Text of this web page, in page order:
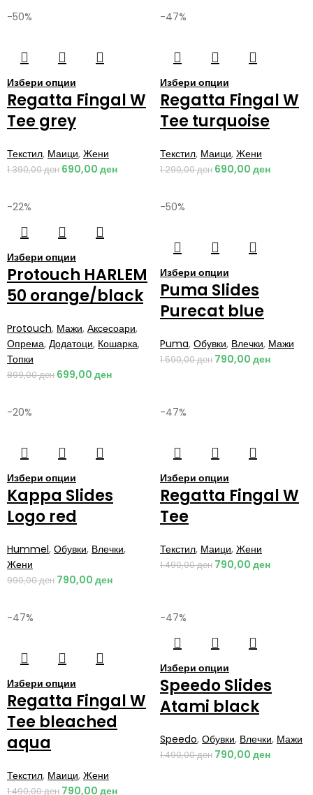
-50%
Избери опции
Regatta Fingal W
Tee grey
Текстил, Маици, Жени
1.390,00ден 690,00 ден
-47%
Избери опции
Regatta Fingal W
Tee turquoise
Текстил, Маици, Жени
1.290,00ден 690,00 ден
-22%
Избери опции
Protouch HARLEM
50 orange/black
Protouch, Мажи, Аксесоари,
Опрема, Додатоци, Кошарка,
Топки
899,00ден 699,00 ден
-50%
Избери опции
Puma Slides
Purecat blue
Puma, Обувки, Влечки, Мажи
1.590,00ден 790,00 ден
-20%
Избери опции
Kappa Slides
Logo red
Hummel, Обувки, Влечки,
Жени
990,00ден 790,00 ден
-47%
Избери опции
Regatta Fingal W
Tee
Текстил, Маици, Жени
1.490,00ден 790,00 ден
-47%
Избери опции
Regatta Fingal W
Tee bleached
aqua
Текстил, Маици, Жени
1.490,00ден 790,00 ден
-47%
Избери опции
Speedo Slides
Atami black
Speedo, Обувки, Влечки, Мажи
1.490,00ден 790,00 ден